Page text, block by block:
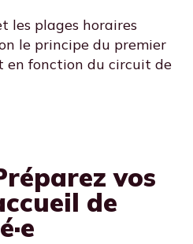
les plages horaires
le principe du premier
en fonction du circuit de
vos
de